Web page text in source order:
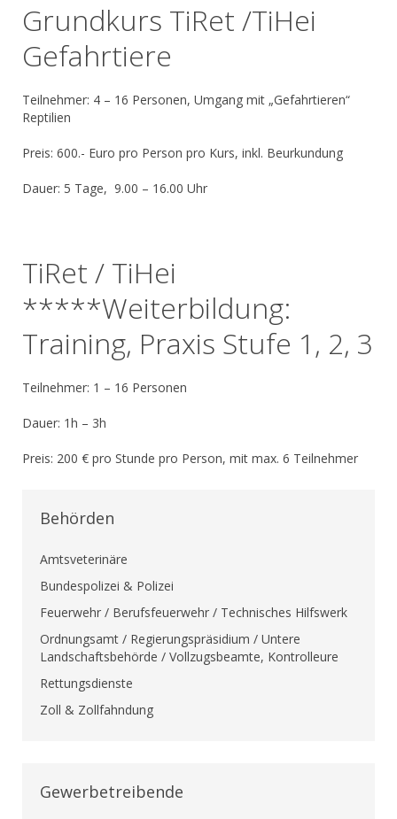
Grundkurs TiRet /TiHei
Gefahrtiere
Teilnehmer: 4 – 16 Personen, Umgang mit „Gefahrtieren“
Reptilien
Preis: 600.- Euro pro Person pro Kurs, inkl. Beurkundung
Dauer: 5 Tage, 9.00 – 16.00 Uhr
TiRet / TiHei
*****Weiterbildung:
Training, Praxis Stufe 1, 2, 3
Teilnehmer: 1 – 16 Personen
Dauer: 1h – 3h
Preis: 200 € pro Stunde pro Person, mit max. 6 Teilnehmer
Behörden
Amtsveterinäre
Bundespolizei & Polizei
Feuerwehr / Berufsfeuerwehr / Technisches Hilfswerk
Ordnungsamt / Regierungspräsidium / Untere
Landschaftsbehörde / Vollzugsbeamte, Kontrolleure
Rettungsdienste
Zoll & Zollfahndung
Gewerbetreibende